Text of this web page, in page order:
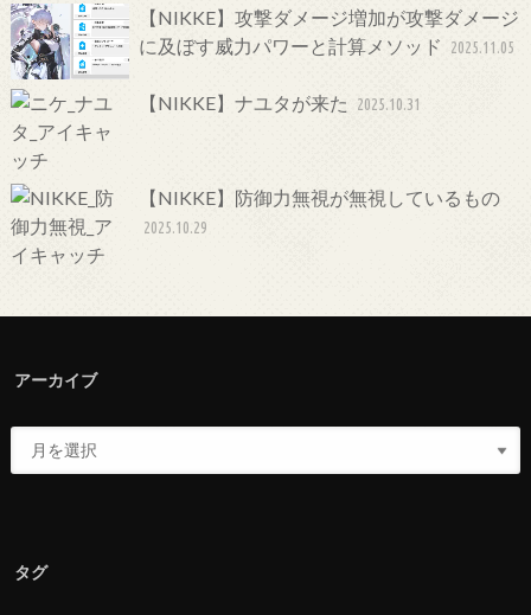
【NIKKE】攻撃ダメージ増加が攻撃ダメージ
に及ぼす威力パワーと計算メソッド
2025.11.05
【NIKKE】ナユタが来た 2025.10.31
【NIKKE】防御力無視が無視しているもの
2025.10.29
アーカイブ
タグ